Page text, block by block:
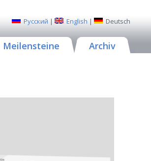
Русский | English | Deutsch
Meilensteine Archiv